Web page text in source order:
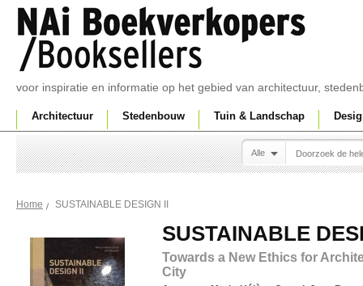
voor inspiratie en informatie op het gebied van architectuur,
Architectuur Stedenbouw Tuin & Landschap
Alle
Home SUSTAINABLE DESIGN II
SUSTAINABLE
Towards a New Ethics for
City